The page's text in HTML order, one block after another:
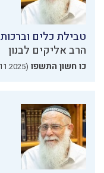
טבילת כלים וברכות
הרב אליקים לבנון
כו חשון התשפו (17.11.2025)